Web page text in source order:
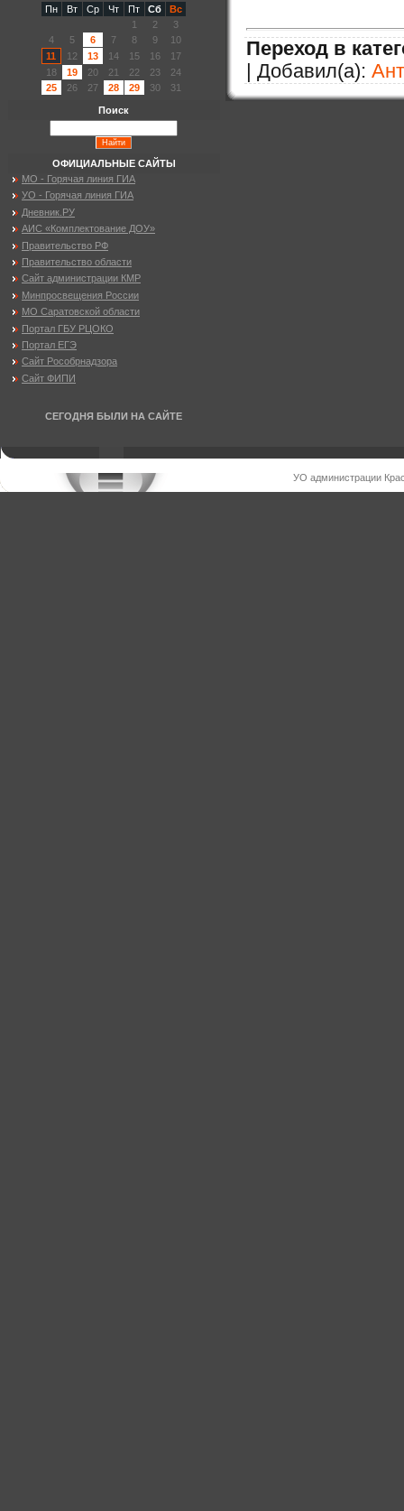
Переход в
| Добавил(а):
Пн
Вт Ср Чт Пт Сб
Вс
1
2
3
4
5 6 7 8 9
10
11
12 13 14 15 16
17
18
19 20 21 22 23
24
25
26 27 28 29 30 31
Поиск
ОФИЦИАЛЬНЫЕ САЙТЫ
МО - Горячая линия ГИА
УО - Горячая линия ГИА
Дневник.РУ
АИС «Комплектование ДОУ»
Правительство РФ
Правительство области
Сайт администрации КМР
Минпросвещения России
МО Саратовской области
Портал ГБУ РЦОКО
Портал ЕГЭ
Сайт Рособрнадзора
Сайт ФИПИ
СЕГОДНЯ БЫЛИ НА САЙТЕ
УО администрации